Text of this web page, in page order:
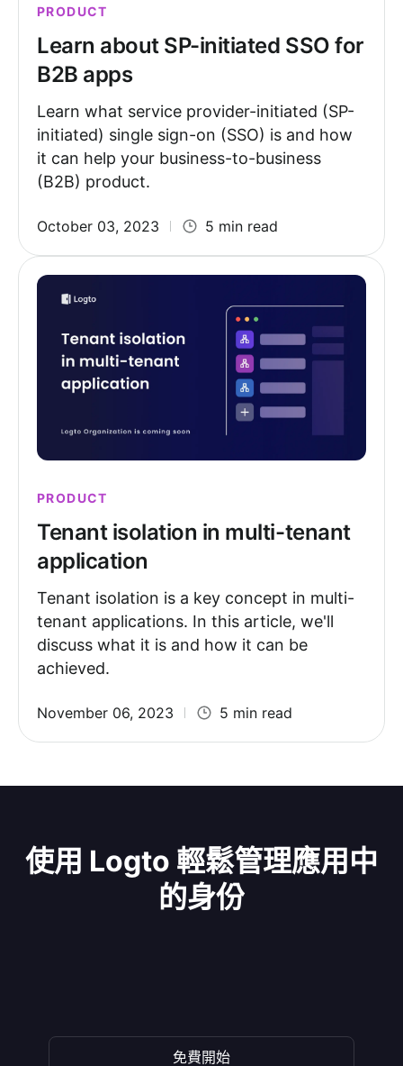
PRODUCT
Learn about SP-initiated SSO for
B2B apps
Learn what service provider-initiated (SP-
initiated) single sign-on (SSO) is and how
it can help your business-to-business
(B2B) product.
October 03, 2023 5 min read
PRODUCT
Tenant isolation in multi-tenant
application
Tenant isolation is a key concept in multi-
tenant applications. In this article, we'll
discuss what it is and how it can be
achieved.
November 06, 2023 5 min read
使用 Logto 輕鬆管理應用中
的身份
免費開始